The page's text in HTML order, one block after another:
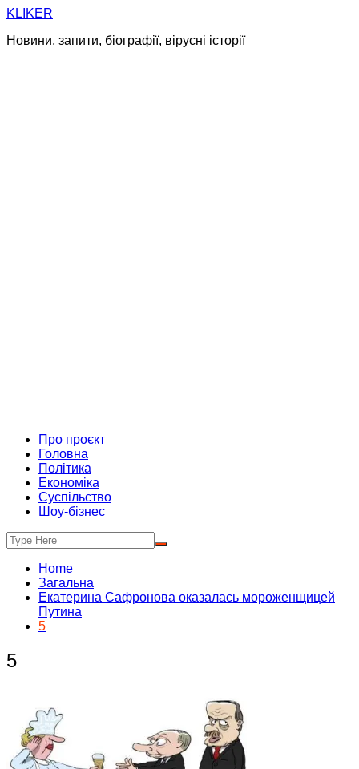
Skip
content
KLIKER
Новини, запити, біографії, вірусні історії
Про проєкт
Головна
Політика
Економіка
Суспільство
Шоу-бізнес
Home
Загальна
Екатерина Сафронова оказалась мороженщицей
Путина
5
5